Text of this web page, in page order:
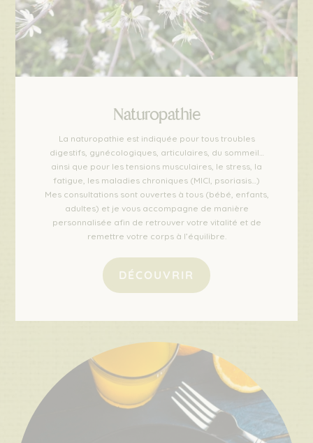
Naturopathie
La naturopathie est indiquée pour tous troubles
digestifs, gynécologiques, articulaires, du sommeil…
ainsi que pour les tensions musculaires, le stress, la
fatigue, les maladies chroniques (MICI, psoriasis…)
Mes consultations sont ouvertes à tous (bébé, enfants,
adultes) et je vous accompagne de manière
personnalisée afin de retrouver votre vitalité et de
remettre votre corps à l’équilibre.
DÉCOUVRIR